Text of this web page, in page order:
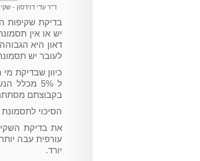
ד"ר עדי דוידסון -
בדיקת שקיפות
יש או אין
דאון היא
לעובר יש
כיוון שבדיקת
בקבוצתם מסתתרים 90% מהעוברים עם תסמונת דאון. גם בקבוצה זו עדיין רוב
הסיכוי
עורפית עבה
יורד.